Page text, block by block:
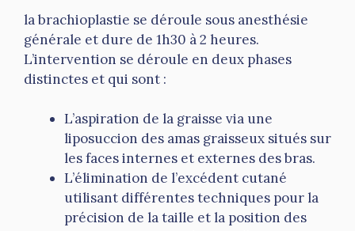
la brachioplastie se déroule sous anesthésie
générale et dure de 1h30 à 2 heures.
L’intervention se déroule en deux phases
distinctes et qui sont :
L’aspiration de la graisse via une
liposuccion des amas graisseux situés sur
les faces internes et externes des bras.
L’élimination de l’excédent cutané
utilisant différentes techniques pour la
précision de la taille et la position des